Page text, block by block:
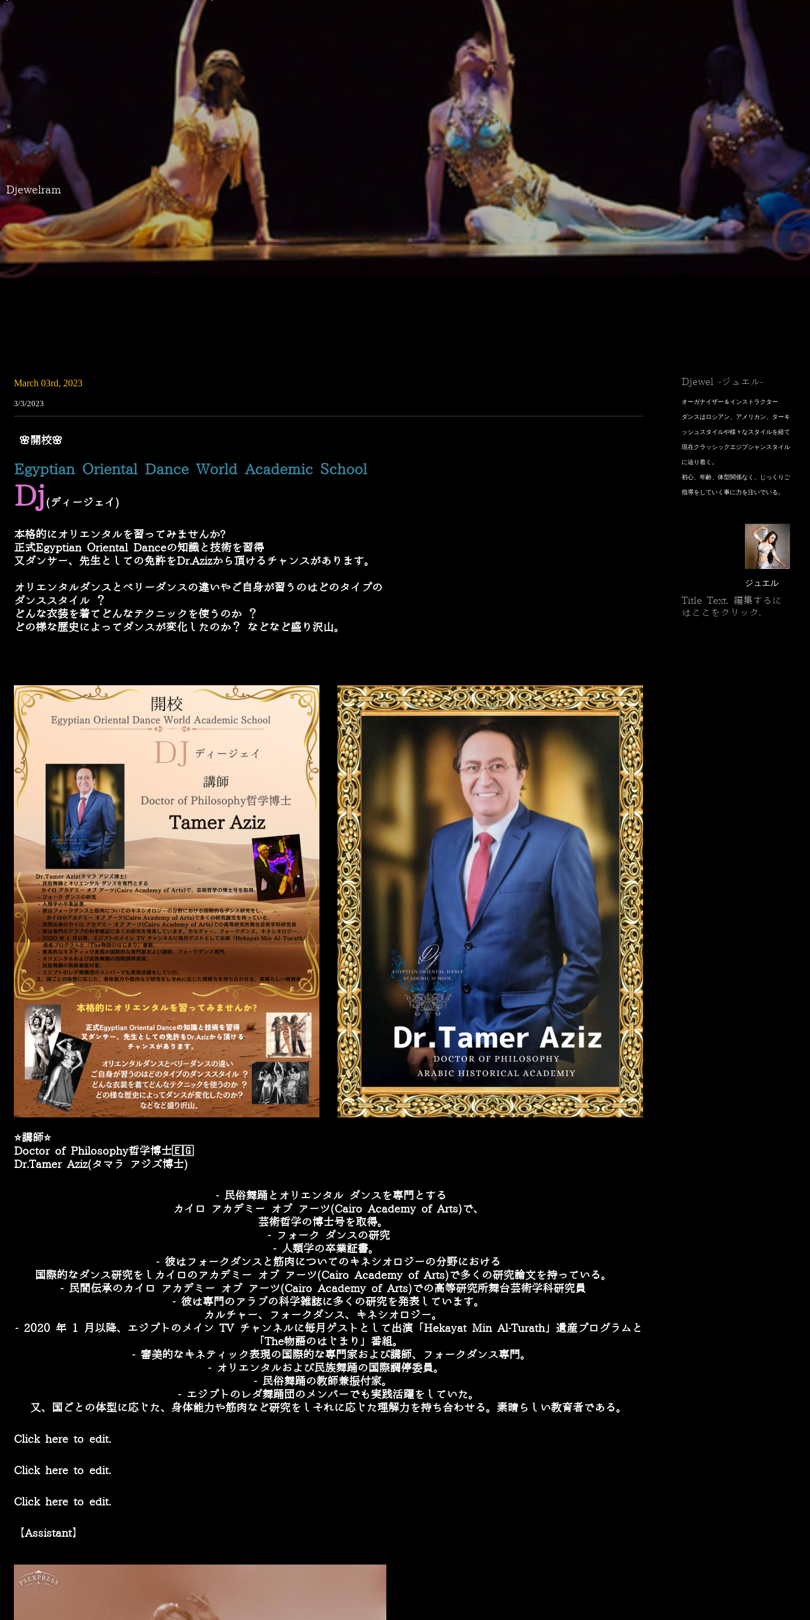
Djewelram
March 03rd, 2023
3/3/2023
🌸開校🌸
Egyptian Oriental Dance World Academic School
Dj(ディージェイ )
本格的にオリエンタルを習ってみませんか?
正式Egyptian Oriental Danceの知識と技術を習得
又ダンサー、先生としての免許をDr.Azizから頂けるチャンスがあります。
​オリエンタルダンスとベリーダンスの違いやご自身が習うのはどのタイプの
ダンススタイル
？
どんな衣装を着てどんなテクニックを使うのか
？
どの様な歴史によってダンスが変化したのか？
などなど盛り沢山。
⭐️講師⭐️
Doctor of Philosophy哲学博士🇪🇬
Dr.Tamer Aziz(タマラ アジズ博士)
- 民俗舞踊とオリエンタル ダンスを専門とする
カイロ
アカデミー オブ アーツ(Cairo Academy of Arts)で、
芸術哲学の博士号を取得。
- フォーク
ダンスの研究
- 人類学の卒業証書。
​- 彼はフォークダンスと筋肉についてのキネシオロジーの分野における
​国際的なダンス研究をし カイロのアカデミー オブ アーツ(Cairo Academy of Arts)で多くの研究論文を持っている。
- 民間伝承のカイロ アカデミー オブ アーツ(Cairo Academy of Arts)での高等研究所舞台芸術学科研究員
- 彼は専門のアラブの科学雑誌に多くの研究を発表しています。
カルチャー、フォークダンス、キネシオロジー。
- 2020 年1 月以降、エジプトのメイン TV チャンネルに毎月ゲストとして出演「 Hekayat Min Al-Turath」 遺産プログラムと
「The物語のはじまり」番組。
- 審美的なキネティック表現の国際的な専門家および講師、フォークダンス専門。
- オリエンタルおよび民族舞踊の国際調停委員。
- 民俗舞踊の教師兼振付家。
- エジプトのレダ舞踊団のメンバーでも実践活躍をしていた。
又、国ごとの体型に応じた、身体能力や筋肉など研究をしそれに応じた理解力を持ち合わせる。素晴らしい教育者である。
Click here to edit.
Click here to edit.
Click here to edit.
【Assistant】
Djewel -ジュエル-
オーガナイザー＆インストラクター
​ダンスはロシアン、アメリカン、ターキ
ッシュスタイルや様々なスタイルを経て
現在クラッシックエジプシャンスタイル
に辿り着く。
初心、年齢、体型関係なく、じっくりご
指導をしていく事に力を注いでいる。
ジュエル
Title Text. 編集するに
はここをクリック.